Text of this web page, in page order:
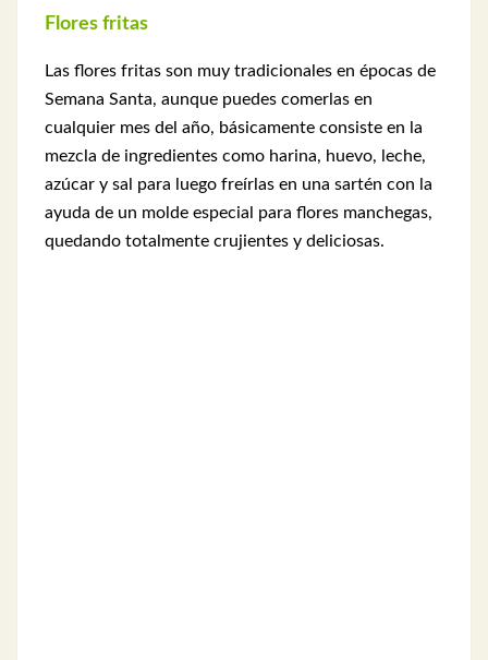
Flores fritas
Las flores fritas son muy tradicionales en épocas de
Semana Santa, aunque puedes comerlas en
cualquier mes del año, básicamente consiste en la
mezcla de ingredientes como harina, huevo, leche,
azúcar y sal para luego freírlas en una sartén con la
ayuda de un molde especial para flores manchegas,
quedando totalmente crujientes y deliciosas.